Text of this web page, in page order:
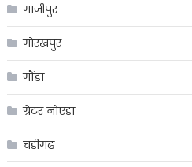
गाजीपुर
गोरखपुर
गौंडा
ग्रेटर नोएडा
चंडीगढ़